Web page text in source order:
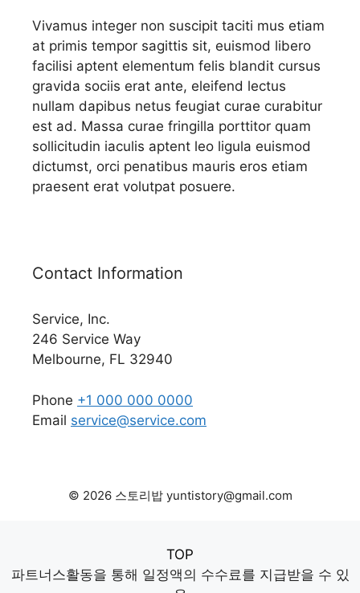
Vivamus integer non suscipit taciti mus etiam
at primis tempor sagittis sit, euismod libero
facilisi aptent elementum felis blandit cursus
gravida sociis erat ante, eleifend lectus
nullam dapibus netus feugiat curae curabitur
est ad. Massa curae fringilla porttitor quam
sollicitudin iaculis aptent leo ligula euismod
dictumst, orci penatibus mauris eros etiam
praesent erat volutpat posuere.
Contact Information
Service, Inc.
246 Service Way
Melbourne, FL 32940
Phone +1 000 000 0000
Email service@service.com
© 2026 스토리밥 yuntistory@gmail.com
TOP
파트너스활동을 통해 일정액의 수수료를 지급받을 수 있